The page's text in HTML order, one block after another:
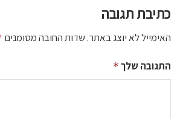
כתיבת תגובה
האימייל לא יוצג באתר.שדות החובה מסומנים
התגובה שלך *